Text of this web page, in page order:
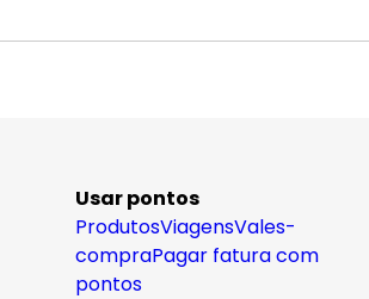
Usar pontos
ProdutosViagensVales-
compraPagar fatura com
pontos